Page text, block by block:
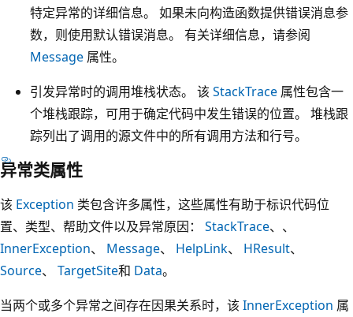
特定异常的详细信息。 如果未向构造函数提供错误消息参
数，则使用默认错误消息。 有关详细信息，请参阅
Message 属性。
引发异常时的调用堆栈状态。 该 StackTrace 属性包含一
个堆栈跟踪，可用于确定代码中发生错误的位置。 堆栈跟
踪列出了调用的源文件中的所有调用方法和行号。
异常类属性
该 Exception 类包含许多属性，这些属性有助于标识代码位
置、类型、帮助文件以及异常原因： StackTrace、、
InnerException、 Message、 HelpLink、 HResult、
Source、 TargetSite和 Data。
当两个或多个异常之间存在因果关系时，该 InnerException 属